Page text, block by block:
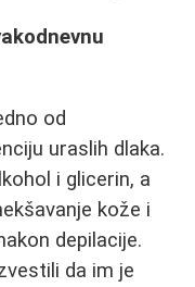
od
uraslih dlaka.
i glicerin, a
kože i
depilacije.
da im je